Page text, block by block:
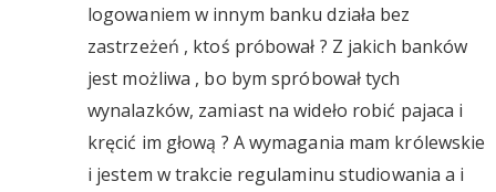
logowaniem w innym banku działa bez
zastrzeżeń , ktoś próbował ? Z jakich banków
jest możliwa , bo bym spróbował tych
wynalazków, zamiast na wideło robić pajaca i
kręcić im głową ? A wymagania mam królewskie
i jestem w trakcie regulaminu studiowania a i